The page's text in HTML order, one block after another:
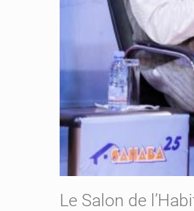
Le Salon de